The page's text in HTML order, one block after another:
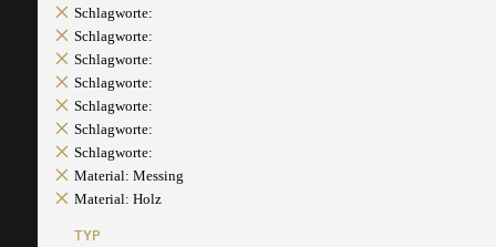
Schlagworte:
Schlagworte:
Schlagworte:
Schlagworte:
Schlagworte:
Schlagworte:
Schlagworte:
Material: Messing
Material: Holz
TYP